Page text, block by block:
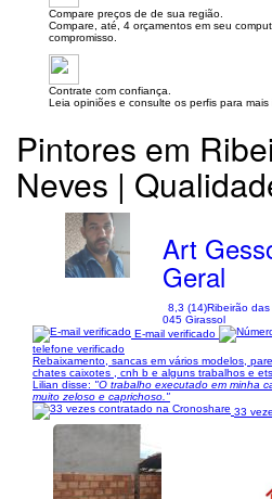
Compare preços de de sua região.
Compare, até, 4 orçamentos em seu
compromisso.
Contrate com confiança.
Leia opiniões e consulte os perfis para mais
Pintores em
Neves |
Art
Geral
8,3 (14)Ribeirão das
045 Girassol
E-mail verificado
telefone verificado
Rebaixamento, sancas em vários modelos,
chates caixotes , cnh b e alguns trabalhos e
Lilian disse: "O trabalho executado em minha
muito zeloso e caprichoso."
33